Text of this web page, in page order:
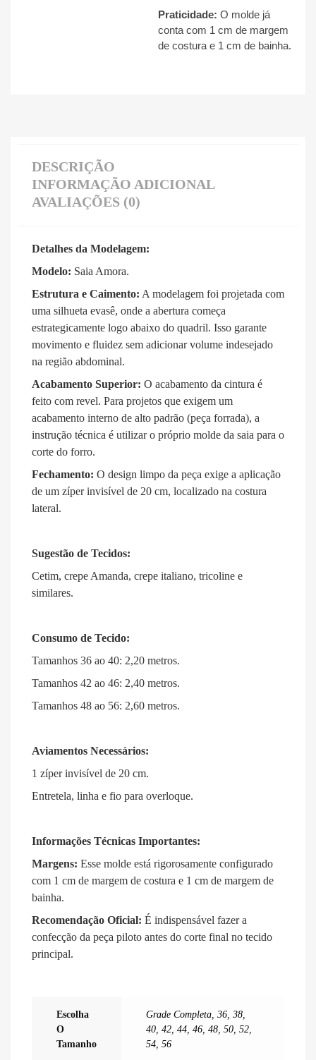
Praticidade: O molde já
conta com 1 cm de margem
de costura e 1 cm de bainha.
DESCRIÇÃO
INFORMAÇÃO ADICIONAL
AVALIAÇÕES (0)
Detalhes da Modelagem:
Modelo: Saia Amora.
Estrutura e Caimento: A modelagem foi projetada com
uma silhueta evasê, onde a abertura começa
estrategicamente logo abaixo do quadril. Isso garante
movimento e fluidez sem adicionar volume indesejado
na região abdominal.
Acabamento Superior: O acabamento da cintura é
feito com revel. Para projetos que exigem um
acabamento interno de alto padrão (peça forrada), a
instrução técnica é utilizar o próprio molde da saia para o
corte do forro.
Fechamento: O design limpo da peça exige a aplicação
de um zíper invisível de 20 cm, localizado na costura
lateral.
Sugestão de Tecidos:
Cetim, crepe Amanda, crepe italiano, tricoline e
similares.
Consumo de Tecido:
Tamanhos 36 ao 40: 2,20 metros.
Tamanhos 42 ao 46: 2,40 metros.
Tamanhos 48 ao 56: 2,60 metros.
Aviamentos Necessários:
1 zíper invisível de 20 cm.
Entretela, linha e fio para overloque.
Informações Técnicas Importantes:
Margens: Esse molde está rigorosamente configurado
com 1 cm de margem de costura e 1 cm de margem de
bainha.
Recomendação Oficial: É indispensável fazer a
confecção da peça piloto antes do corte final no tecido
principal.
Escolha
O
Tamanho
Grade Completa 36 38
40 42 44 46 48 50 52
54 56